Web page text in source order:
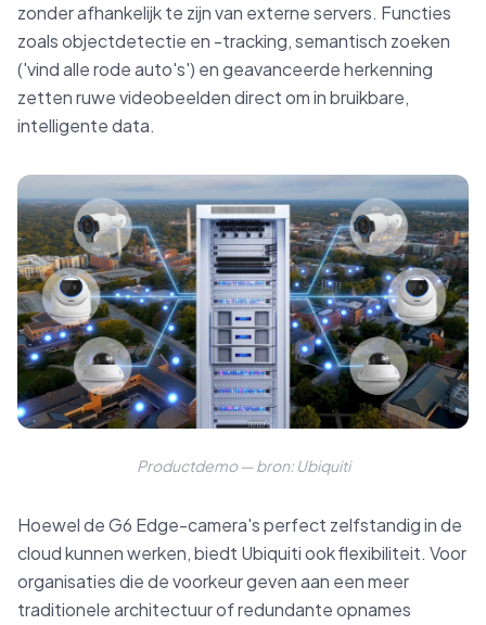
zonder afhankelijk te zijn van externe servers. Functies
zoals objectdetectie en -tracking, semantisch zoeken
('vind alle rode auto's') en geavanceerde herkenning
zetten ruwe videobeelden direct om in bruikbare,
intelligente data.
Productdemo — bron: Ubiquiti
Hoewel de G6 Edge-camera's perfect zelfstandig in de
cloud kunnen werken, biedt Ubiquiti ook flexibiliteit. Voor
organisaties die de voorkeur geven aan een meer
traditionele architectuur of redundante opnames